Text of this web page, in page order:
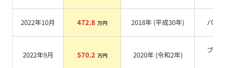
2022年10月 472.8 万円 2018年 (平成30年) パール
2022年9月 570.2 万円 2020年 (令和2年)
ブラ